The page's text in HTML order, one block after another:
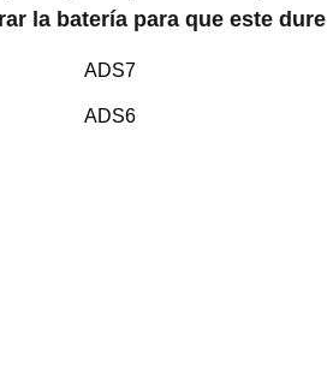
la batería para que este
ADS7
ADS6